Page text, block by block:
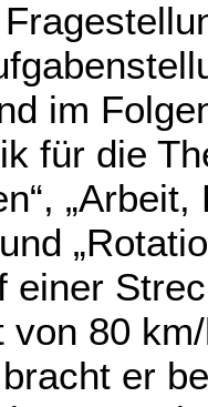
im
für die
„Arbeit,
einer
von 80
er